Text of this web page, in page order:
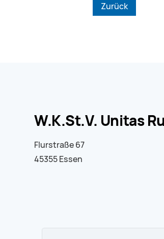
Zurück
W.K.St.V. Unitas
Flurstraße 67
45355 Essen